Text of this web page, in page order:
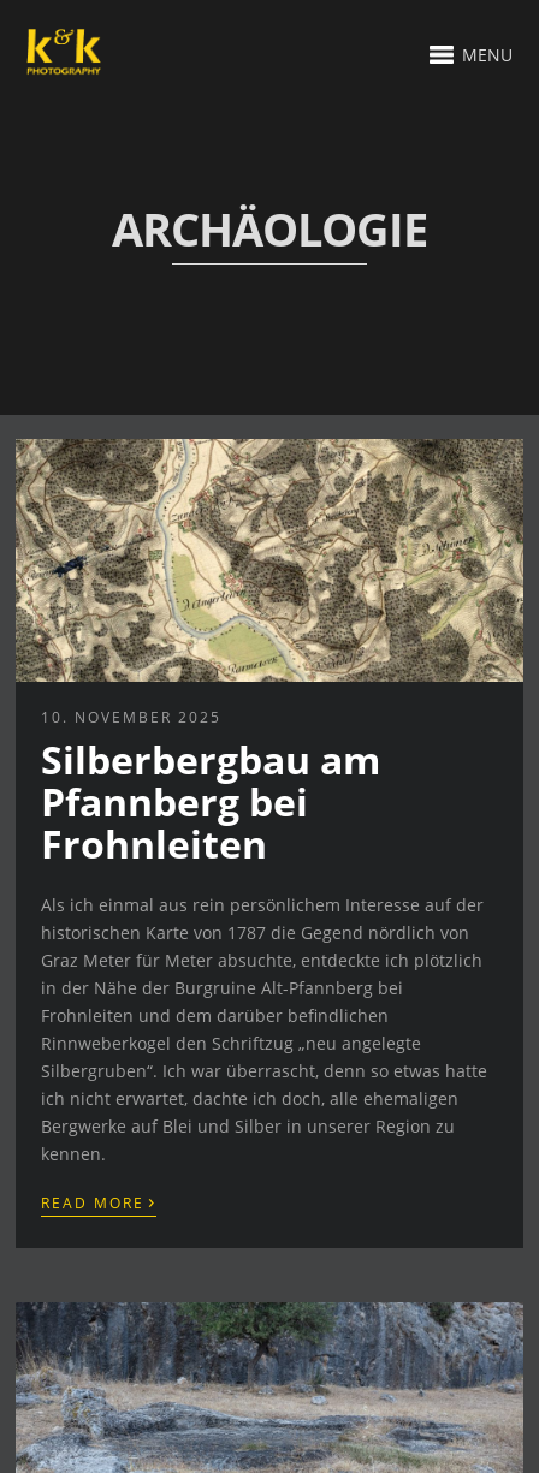
MENU
ARCHÄOLOGIE
10. NOVEMBER 2025
Silberbergbau am
Pfannberg bei
Frohnleiten
Als ich einmal aus rein persönlichem Interesse auf der
historischen Karte von 1787 die Gegend nördlich von
Graz Meter für Meter absuchte, entdeckte ich plötzlich
in der Nähe der Burgruine Alt-Pfannberg bei
Frohnleiten und dem darüber befindlichen
Rinnweberkogel den Schriftzug „neu angelegte
Silbergruben“. Ich war überrascht, denn so etwas hatte
ich nicht erwartet, dachte ich doch, alle ehemaligen
Bergwerke auf Blei und Silber in unserer Region zu
kennen.
READ MORE ›